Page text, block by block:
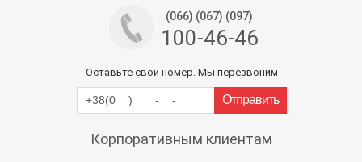
(066) (067) (097)
100-46-46
Оставьте свой номер. Мы перезвоним
Корпоративным клиентам